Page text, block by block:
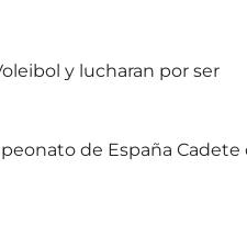
y lucharan por ser
de España Cadete